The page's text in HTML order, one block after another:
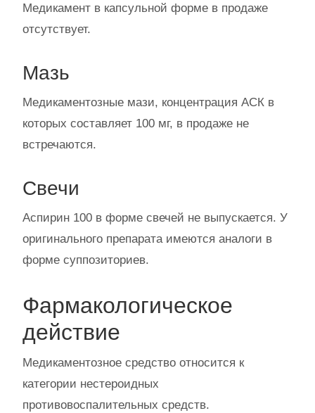
Медикамент в капсульной форме в продаже
отсутствует.
Мазь
Медикаментозные мази, концентрация АСК в
которых составляет 100 мг, в продаже не
встречаются.
Свечи
Аспирин 100 в форме свечей не выпускается. У
оригинального препарата имеются аналоги в
форме суппозиториев.
Фармакологическое
действие
Медикаментозное средство относится к
категории нестероидных
противовоспалительных средств.